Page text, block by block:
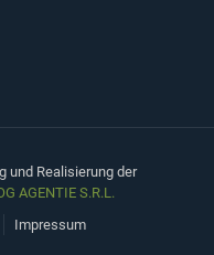
und Realisierung der
AGENTIE S.R.L.
Impressum